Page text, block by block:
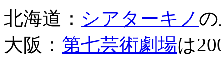
北海道： シアターキノ
大阪： 第七芸術劇場は